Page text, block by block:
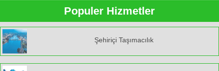
Populer Hizmetler
Şehiriçi Taşımacılık